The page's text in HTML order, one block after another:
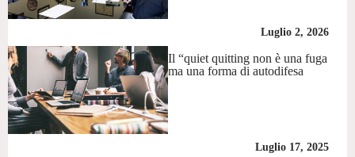
Luglio 2, 2026
Il “quiet quitting non è una fuga
ma una forma di autodifesa
Luglio 17, 2025